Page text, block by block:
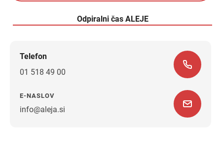
Odpiralni čas ALEJE
Telefon
01 518 49 00
E-NASLOV
info@aleja.si